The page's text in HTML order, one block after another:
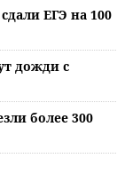
ЕГЭ на 100
дожди с
более 300